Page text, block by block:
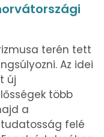
terén tett
Az idei
új
több
a
felé